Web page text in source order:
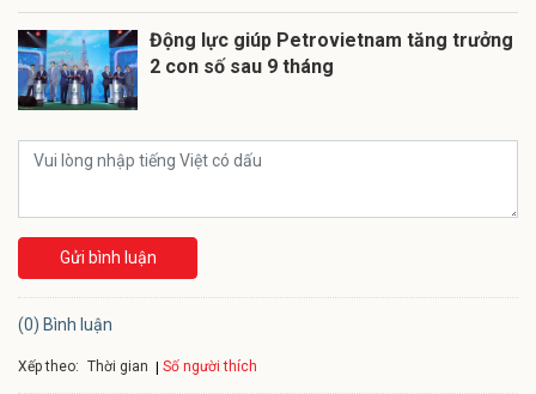
Động lực giúp Petrovietnam tăng trưởng
2 con số sau 9 tháng
Gửi bình luận
(0) Bình luận
Xếp theo: Thời gian Số người thích